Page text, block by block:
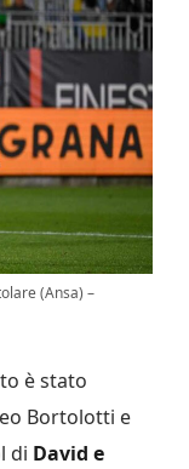
(Ansa) –
è stato
Bortolotti e
di David e